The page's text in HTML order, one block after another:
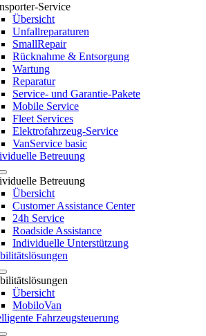
Service
Übersicht
Unfallreparaturen
SmallRepair
Rücknahme & Entsorgung
Wartung
Reparatur
Service- und Garantie-Pakete
Mobile Service
Fleet Services
Elektrofahrzeug-Service
VanService basic
Betreuung
Betreuung
Übersicht
Customer Assistance Center
24h Service
Roadside Assistance
Individuelle Unterstützung
Übersicht
MobiloVan
Fahrzeugsteuerung